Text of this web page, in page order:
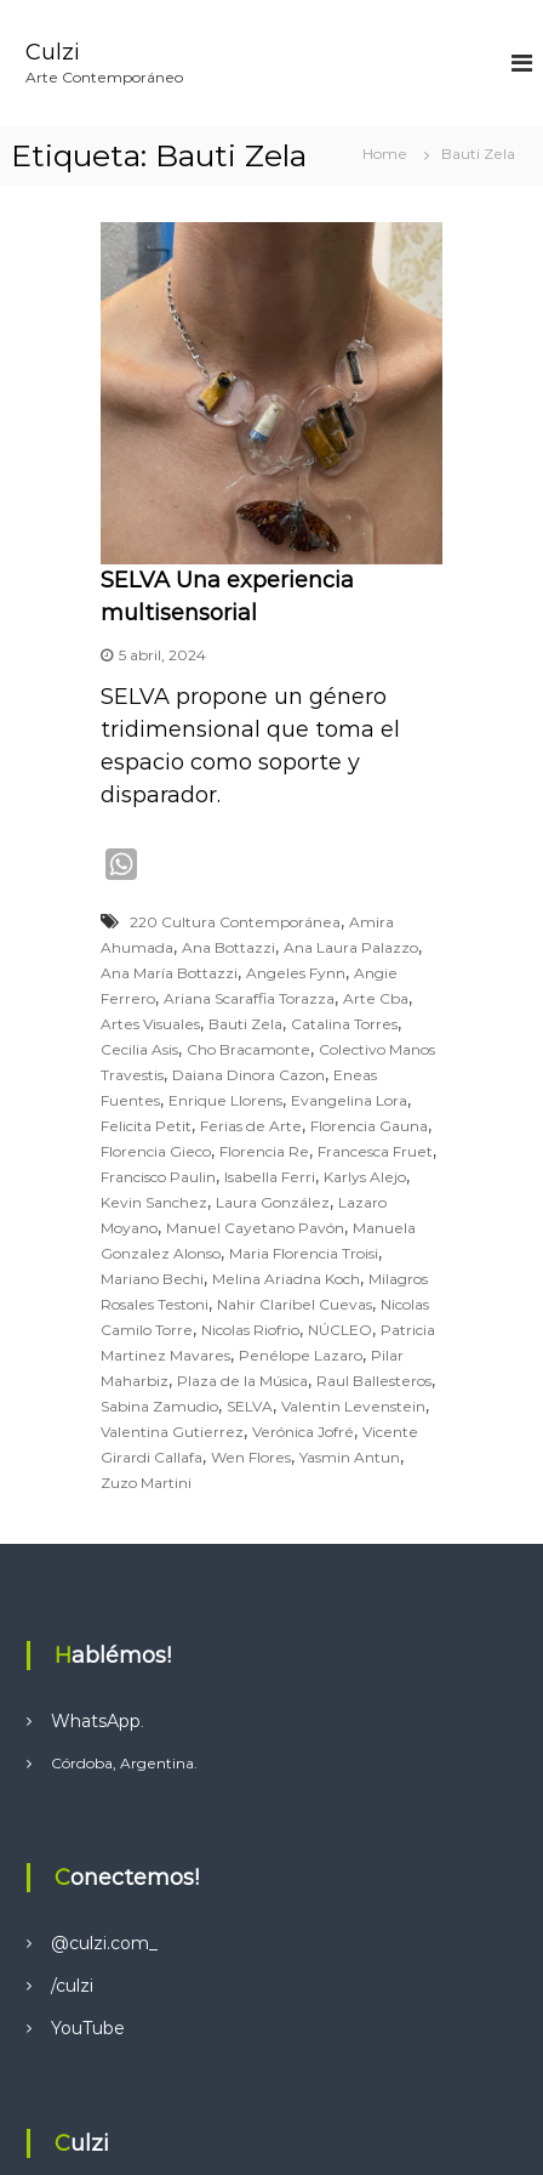
Culzi
Arte Contemporáneo
Etiqueta: Bauti Zela Home Bauti Zela
SELVA Una experiencia
multisensorial
5 abril, 2024
SELVA propone un género
tridimensional que toma el
espacio como soporte y
disparador.
a
t
A
p
p
220 Cultura Contemporánea,Amira
Ahumada,Ana Bottazzi,Ana Laura Palazzo,
Ana María Bottazzi,Angeles Fynn,Angie
Ferrero,Ariana Scaraffia Torazza,Arte Cba,
Artes Visuales, Bauti Zela, Catalina Torres,
Cecilia Asis, Cho Bracamonte, Colectivo Manos
Travestis, Daiana Dinora Cazon, Eneas
Fuentes, Enrique Llorens, Evangelina Lora,
Felicita Petit, Ferias de Arte, Florencia Gauna,
Florencia Gieco, Florencia Re, Francesca Fruet,
Francisco Paulin, Isabella Ferri, Karlys Alejo,
Kevin Sanchez, Laura González, Lazaro
Moyano, Manuel Cayetano Pavón, Manuela
Gonzalez Alonso, Maria Florencia Troisi,
Mariano Bechi, Melina Ariadna Koch, Milagros
Rosales Testoni, Nahir Claribel Cuevas, Nicolas
Camilo Torre, Nicolas Riofrio, NÚCLEO, Patricia
Martinez Mavares, Penélope Lazaro, Pilar
Maharbiz, Plaza de la Música, Raul Ballesteros,
Sabina Zamudio, SELVA,Valentin Levenstein,
Valentina Gutierrez,Verónica Jofré,Vicente
Girardi Callafa,Wen Flores,Yasmin Antun,
Zuzo Martini
Hablémos!
WhatsApp
Córdoba, Argentina.
Conectemos!
@culzi.com_
/culzi
YouTube
Culzi